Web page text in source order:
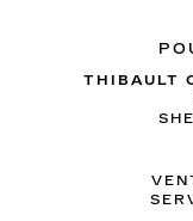
THIBAULT